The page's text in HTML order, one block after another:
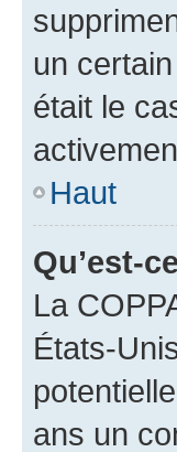
un
était le
Haut
Qu’est-
La
États-
ans un